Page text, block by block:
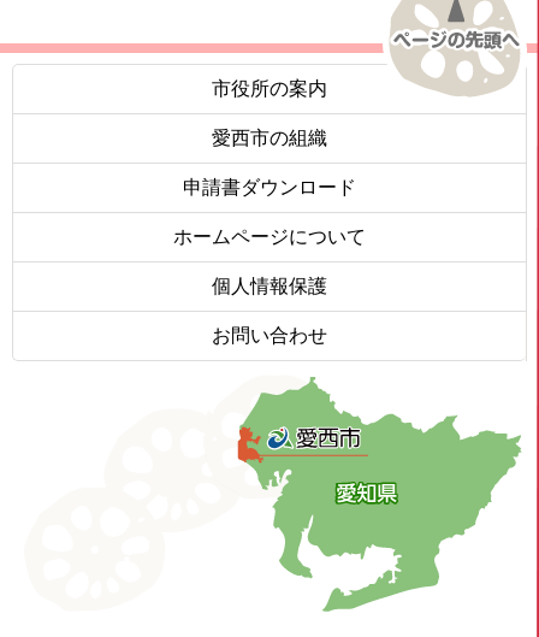
市役所の案内
愛西市の組織
申請書ダウンロード
ホームページについて
個人情報保護
お問い合わせ